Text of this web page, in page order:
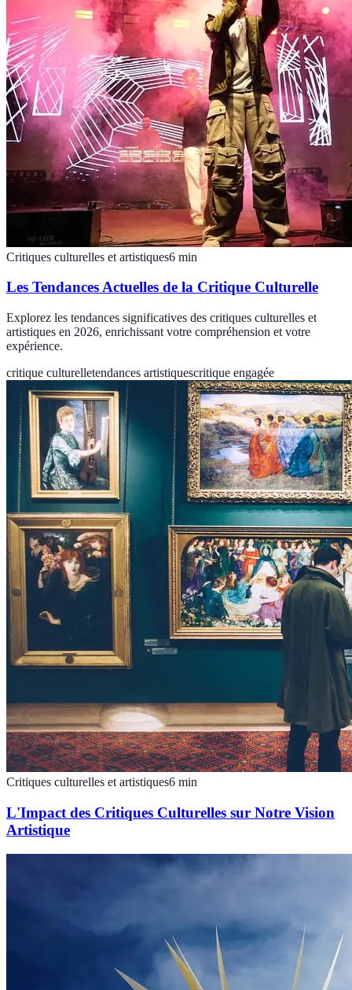
Critiques culturelles et artistiques6 min
Les Tendances Actuelles de la Critique Culturelle
Explorez les tendances significatives des critiques culturelles et
artistiques en 2026, enrichissant votre compréhension et votre
expérience.
critique culturelletendances artistiquescritique engagée
Critiques culturelles et artistiques6 min
L'Impact des Critiques Culturelles sur Notre Vision
Artistique